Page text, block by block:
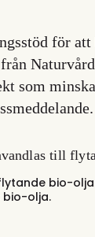
för att
som
bio-
bio-olja.